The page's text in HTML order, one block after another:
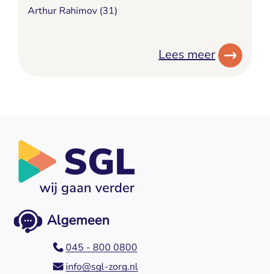
Arthur Rahimov (31)
Lees meer
Algemeen
045 - 800 0800
info@sgl-zorg.nl